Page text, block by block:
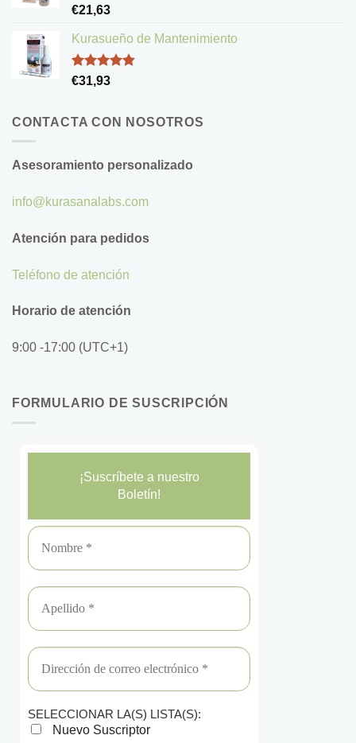
Valorado
de 5
€21,63
Kurasueño de Mantenimiento
Valorado
€31,93
CONTACTA CON NOSOTROS
Asesoramiento personalizado
info@kurasanalabs.com
Atención para pedidos
Teléfono de atención
Horario de atención
9:00 -17:00 (UTC+1)
FORMULARIO DE SUSCRIPCIÓN
¡Suscríbete a nuestro
Boletín!
SELECCIONAR LA(S) LISTA(S):
Nuevo Suscriptor